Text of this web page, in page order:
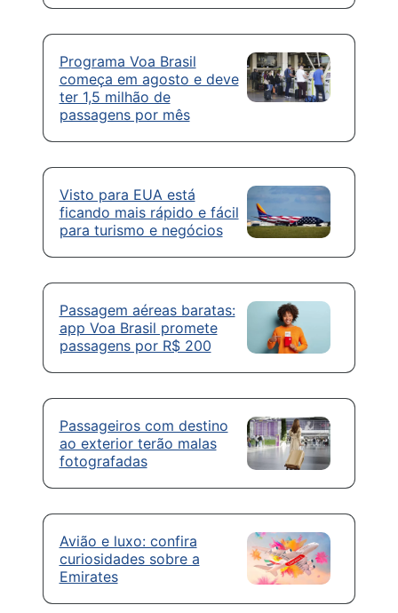
Programa Voa Brasil
começa em agosto e deve
ter 1,5 milhão de
passagens por mês
Visto para EUA está
ficando mais rápido e fácil
para turismo e negócios
Passagem aéreas baratas:
app Voa Brasil promete
passagens por R$ 200
Passageiros com destino
ao exterior terão malas
fotografadas
Avião e luxo: confira
curiosidades sobre a
Emirates